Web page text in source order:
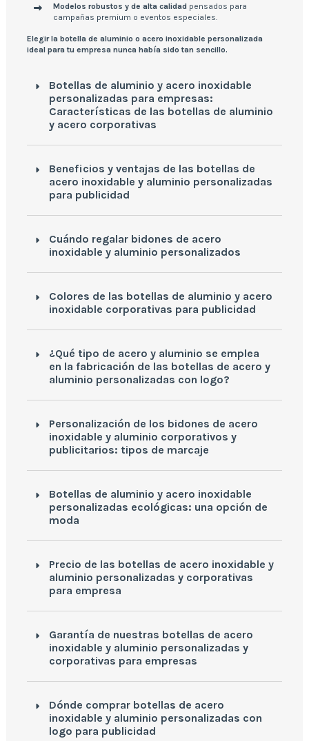
Modelos robustos y de alta calidad pensados para
campañas premium o eventos especiales.
Elegir la botella de aluminio o acero inoxidable personalizada
ideal para tu empresa nunca había sido tan sencillo.
Botellas de aluminio y acero inoxidable
personalizadas para empresas:
Características de las botellas de aluminio
y acero corporativas
Beneficios y ventajas de las botellas de
acero inoxidable y aluminio personalizadas
para publicidad
Cuándo regalar bidones de acero
inoxidable y aluminio personalizados
Colores de las botellas de aluminio y acero
inoxidable corporativas para publicidad
¿Qué tipo de acero y aluminio se emplea
en la fabricación de las botellas de acero y
aluminio personalizadas con logo?
Personalización de los bidones de acero
inoxidable y aluminio corporativos y
publicitarios: tipos de marcaje
Botellas de aluminio y acero inoxidable
personalizadas ecológicas: una opción de
moda
Precio de las botellas de acero inoxidable y
aluminio personalizadas y corporativas
para empresa
Garantía de nuestras botellas de acero
inoxidable y aluminio personalizadas y
corporativas para empresas
Dónde comprar botellas de acero
inoxidable y aluminio personalizadas con
logo para publicidad